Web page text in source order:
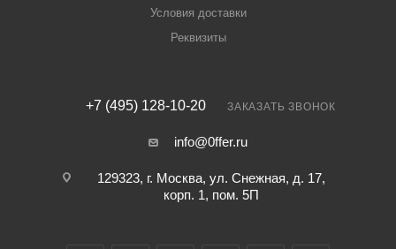
Условия доставки
Реквизиты
+7 (495) 128-10-20 ЗАКАЗАТЬ ЗВОНОК
info@0ffer.ru
129323, г. Москва, ул. Снежная, д. 17,
корп. 1, пом. 5П